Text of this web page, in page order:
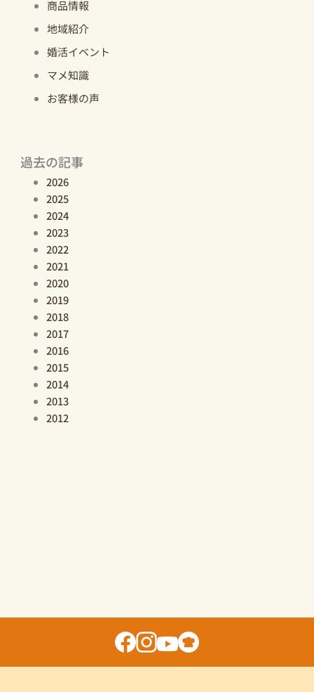
商品情報
地域紹介
婚活イベント
マメ知識
お客様の声
過去の記事
2026
2025
2024
2023
2022
2021
2020
2019
2018
2017
2016
2015
2014
2013
2012